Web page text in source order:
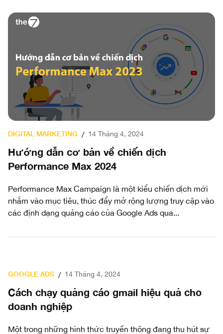
DIGITAL MARKETING / 14 Tháng 4, 2024
Hướng dẫn cơ bản về chiến dịch
Performance Max 2024
Performance Max Campaign là một kiểu chiến dịch mới
nhắm vào mục tiêu, thúc đẩy mở rộng lượng truy cập vào
các định dạng quảng cáo của Google Ads qua...
GOOGLE ADS / 14 Tháng 4, 2024
Cách chạy quảng cáo gmail hiệu quả cho
doanh nghiệp
Một trong những hình thức truyền thông đang thu hút sự